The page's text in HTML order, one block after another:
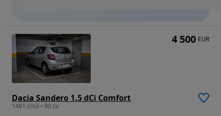
Dacia Sandero 1.5 dCi Comfort
1461 cm3 • 90 cv
4 500 EUR